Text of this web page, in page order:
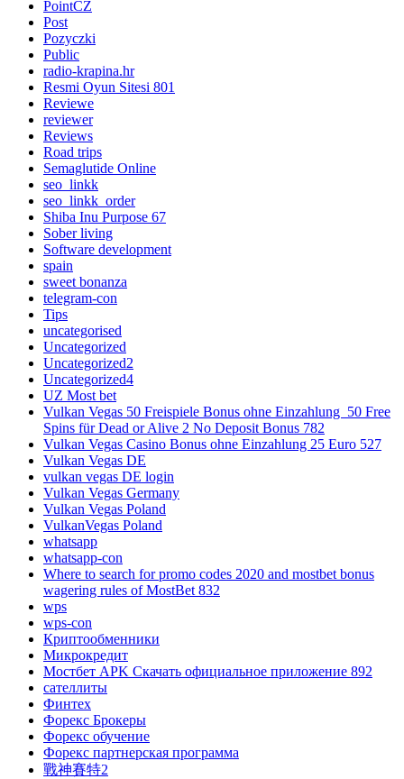
PointCZ
Post
Pozyczki
Public
radio-krapina.hr
Resmi Oyun Sitesi 801
Reviewe
reviewer
Reviews
Road trips
Semaglutide Online
seo_linkk
seo_linkk_order
Shiba Inu Purpose 67
Sober living
Software development
spain
sweet bonanza
telegram-con
Tips
uncategorised
Uncategorized
Uncategorized2
Uncategorized4
UZ Most bet
Vulkan Vegas 50 Freispiele Bonus ohne Einzahlung ️ 50 Free
Spins für Dead or Alive 2 No Deposit Bonus 782
Vulkan Vegas Casino Bonus ohne Einzahlung 25 Euro 527
Vulkan Vegas DE
vulkan vegas DE login
Vulkan Vegas Germany
Vulkan Vegas Poland
VulkanVegas Poland
whatsapp
whatsapp-con
Where to search for promo codes 2020 and mostbet bonus
wagering rules of MostBet 832
wps
wps-con
Криптообменники
Микрокредит
Мостбет APK Скачать официальное приложение 892
сателлиты
Финтех
Форекс Брокеры
Форекс обучение
Форекс партнерская программа
戰神賽特2